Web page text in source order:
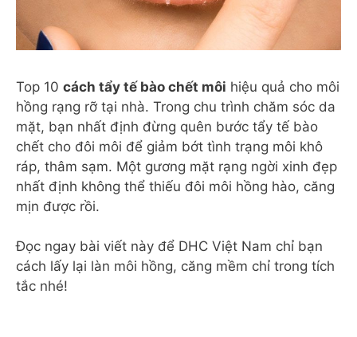
Top 10 cách tẩy tế bào chết môi hiệu quả cho môi
hồng rạng rỡ tại nhà. Trong chu trình chăm sóc da
mặt, bạn nhất định đừng quên bước tẩy tế bào
chết cho đôi môi để giảm bớt tình trạng môi khô
ráp, thâm sạm. Một gương mặt rạng ngời xinh đẹp
nhất định không thể thiếu đôi môi hồng hào, căng
mịn được rồi.
Đọc ngay bài viết này để DHC Việt Nam chỉ bạn
cách lấy lại làn môi hồng, căng mềm chỉ trong tích
tắc nhé!